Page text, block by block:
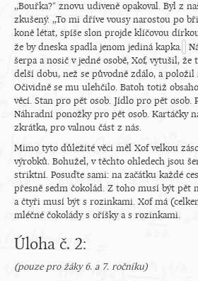
,,Bouřka?“ znovu udiveně opakoval. Byl z
zkušený. ,,To mi dříve vousy narostou po
koně létat, spíše slon projde klíčovou
že by dneska spadla jenom jediná kapka.
šerpa a nosič v jedné osobě, Xof, vytušil, že
delší dobu, než se původně zdálo, a položil
Očividně se mu ulehčilo. Batoh totiž
věcí. Stan pro pět osob. Jídlo pro pět osob.
Náhradní ponožky pro pět osob. Kartáčky
zkrátka, pro valnou část z nás.
Mimo tyto důležité věci měl Xof velkou
výrobků. Bohužel, v těchto ohledech jsou
striktní. Posuďte sami: na začátku každé
přesně sedm čokolád. Z toho musí být pět
a čtyři musí být s rozinkami. Xof má
mléčné čokolády s oříšky a s rozinkami.
Úloha č. 2:
(pouze pro žáky 6. a 7. ročníku)